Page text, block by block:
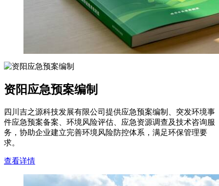
资阳应急预案编制
四川吉之源科技发展有限公司提供应急预案编制、突发环境事
件应急预案备案、环境风险评估、应急资源调查及技术咨询服
务，协助企业建立完善环境风险防控体系，满足环保管理要
求。
查看详情